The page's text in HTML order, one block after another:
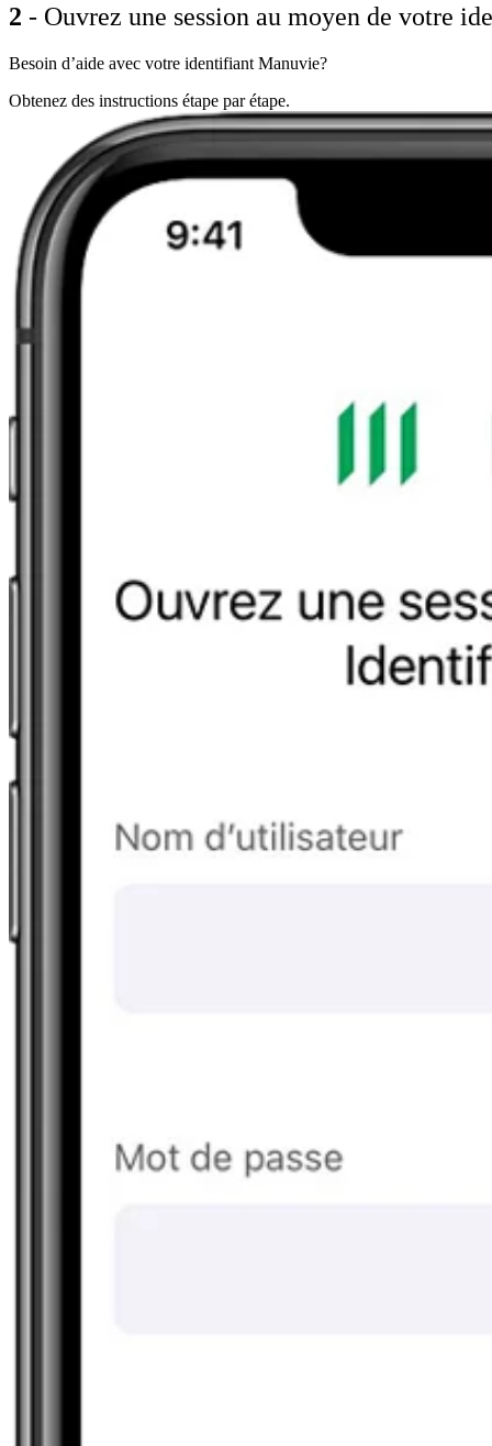
2 - Ouvrez une session au moyen de votre
Besoin d’aide avec votre identifiant Manuvie?
Obtenez des instructions étape par étape.